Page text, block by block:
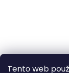
Tento web